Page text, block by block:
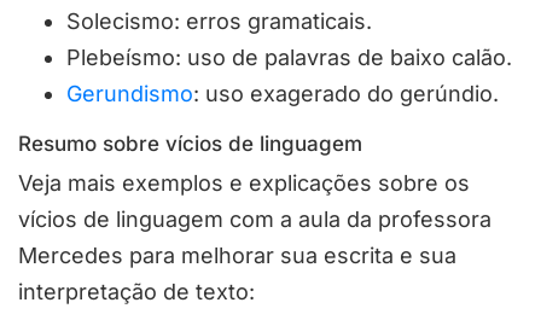
Solecismo: erros gramaticais.
Plebeísmo: uso de palavras de baixo calão.
Gerundismo: uso exagerado do gerúndio.
Resumo sobre vícios de linguagem
Veja mais exemplos e explicações sobre os
vícios de linguagem com a aula da professora
Mercedes para melhorar sua escrita e sua
interpretação de texto: